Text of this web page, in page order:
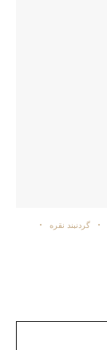
گردنبند نقره